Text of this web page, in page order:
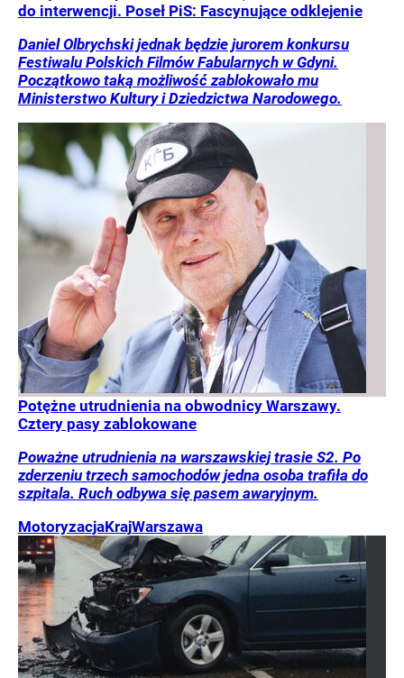
do interwencji. Poseł PiS: Fascynujące odklejenie
Daniel Olbrychski jednak będzie jurorem konkursu
Festiwalu Polskich Filmów Fabularnych w Gdyni.
Początkowo taką możliwość zablokowało mu
Ministerstwo Kultury i Dziedzictwa Narodowego.
Potężne utrudnienia na obwodnicy Warszawy.
Cztery pasy zablokowane
Poważne utrudnienia na warszawskiej trasie S2. Po
zderzeniu trzech samochodów jedna osoba trafiła do
szpitala. Ruch odbywa się pasem awaryjnym.
MotoryzacjaKrajWarszawa